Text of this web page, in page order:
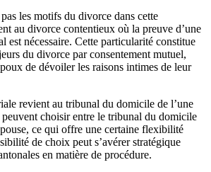
les motifs du divorce dans cette
au divorce contentieux où la preuve d’une
est nécessaire. Cette particularité constitue
du divorce par consentement mutuel,
de dévoiler les raisons intimes de leur
revient au tribunal du domicile de l’une
choisir entre le tribunal du domicile
ce qui offre une certaine flexibilité
de choix peut s’avérer stratégique
en matière de procédure.